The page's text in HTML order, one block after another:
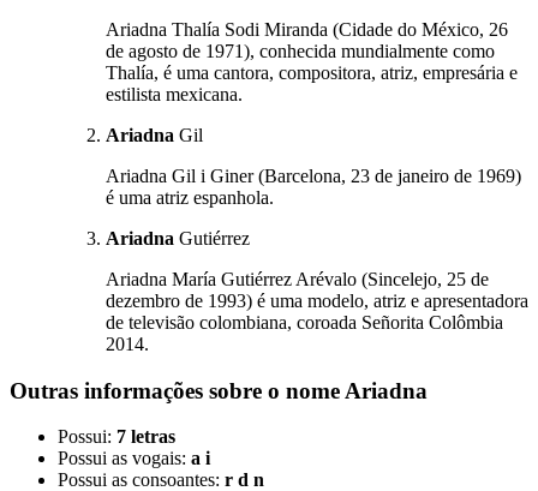
Ariadna Thalía Sodi Miranda (Cidade do México, 26
de agosto de 1971), conhecida mundialmente como
Thalía, é uma cantora, compositora, atriz, empresária e
estilista mexicana.
Ariadna Gil
Ariadna Gil i Giner (Barcelona, 23 de janeiro de 1969)
é uma atriz espanhola.
Ariadna Gutiérrez
Ariadna María Gutiérrez Arévalo (Sincelejo, 25 de
dezembro de 1993) é uma modelo, atriz e apresentadora
de televisão colombiana, coroada Señorita Colômbia
2014.
Outras informações sobre o nome Ariadna
Possui: 7 letras
Possui as vogais: a i
Possui as consoantes: r d n